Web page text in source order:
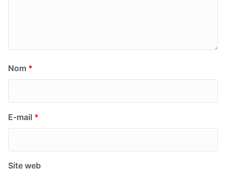
Nom *
E-mail *
Site web